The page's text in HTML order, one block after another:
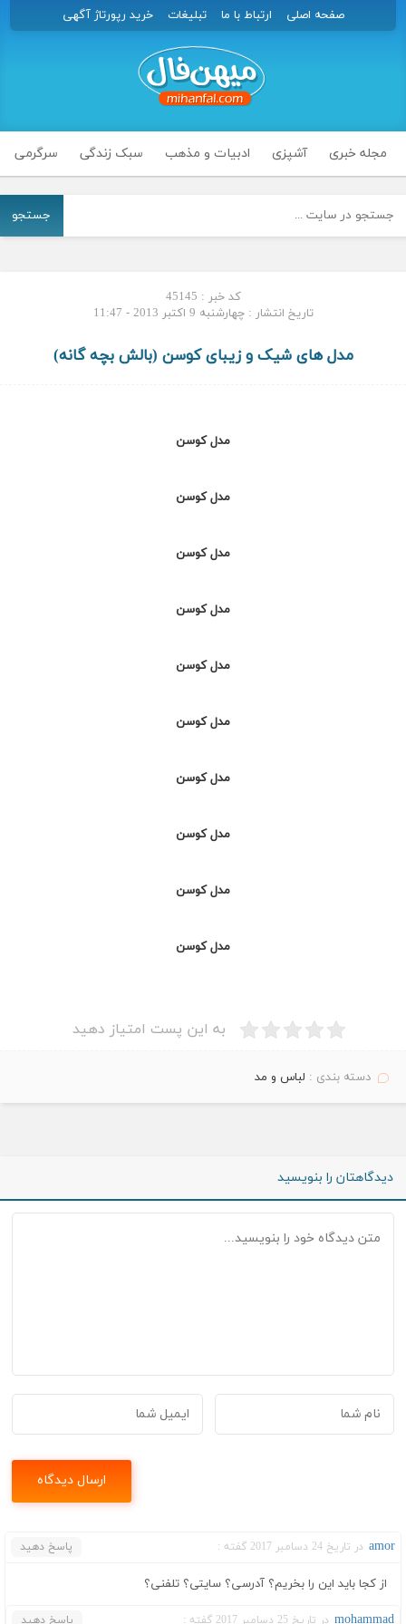
صفحه اصلی ارتباط با ما تبلیغات خرید رپورتاژ آگهی
مجله خبری آشپزی ادبیات و مذهب سبک زندگی سرگرمی
جستجو
کد خبر : 45145
تاریخ انتشار : چهارشنبه 9 اکتبر 2013 - 11:47
مدل های شیک و زیبای کوسن (بالش بچه گانه)
مدل کوسن
مدل کوسن
مدل کوسن
مدل کوسن
مدل کوسن
مدل کوسن
مدل کوسن
مدل کوسن
مدل کوسن
مدل کوسن
به این پست امتیاز دهید
دسته بندی : لباس و مد
دیدگاهتان را بنویسید
amor در تاریخ 24 دسامبر 2017 گفته : پاسخ دهید
از کجا باید این را بخریم؟ آدرسی؟ سایتی؟ تلفنی؟
mohammad در تاریخ 25 دسامبر 2017 گفته : پاسخ دهید